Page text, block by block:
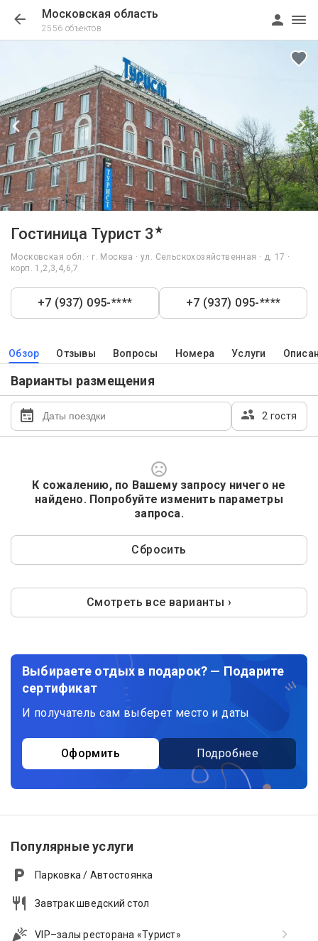
Московская область
2556 объектов
Гостиница Турист 3★
Московская обл. · г. Москва · ул. Сельскохозяйственная · д. 17 ·
корп. 1,2,3,4,6,7
+7 (937) 095-**** +7 (937) 095-****
Обзор Отзывы Вопросы Номера Услуги
Варианты размещения
2 гостя
К сожалению, по Вашему запросу ничего не
найдено. Попробуйте изменить параметры
запроса.
Сбросить
Смотреть все варианты ›
Выбираете отдых в подарок? — Подарите
сертификат
И получатель сам выберет место и даты
Оформить Подробнее
Популярные услуги
Парковка / Автостоянка
Завтрак шведский стол
VIP–залы ресторана «Турист»